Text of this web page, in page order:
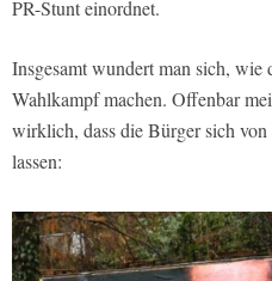
PR-Stunt einordnet.
Insgesamt wundert man sich, wie
Wahlkampf machen. Offenbar
wirklich, dass die Bürger sich
lassen: